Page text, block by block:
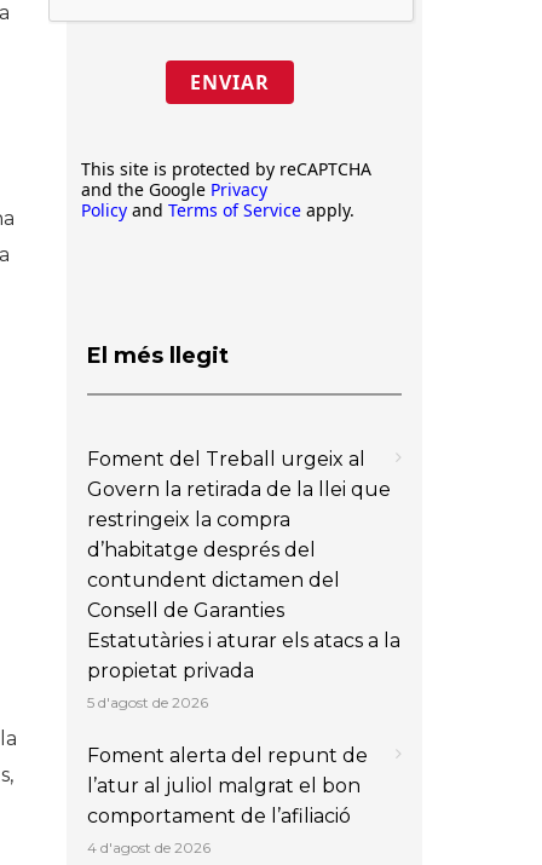
ENVIAR
This site is protected by reCAPTCHA
and the Google Privacy
Policy and Terms of Service apply.
El més llegit
Foment del Treball urgeix al
Govern la retirada de la llei que
restringeix la compra
d’habitatge després del
contundent dictamen del
Consell de Garanties
Estatutàries i aturar els atacs a la
propietat privada
5 d'agost de 2026
Foment alerta del repunt de
l’atur al juliol malgrat el bon
comportament de l’afiliació
4 d'agost de 2026